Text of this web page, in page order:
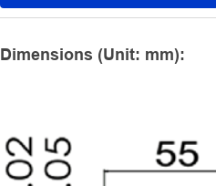
Dimensions (Unit: mm):